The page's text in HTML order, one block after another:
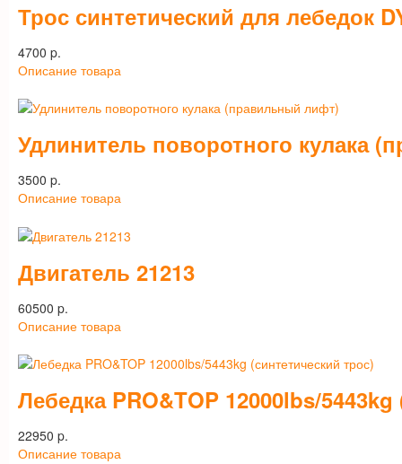
Трос синтетический для лебедок
4700 p.
Описание товара
Удлинитель поворотного кулака
3500 p.
Описание товара
Двигатель 21213
60500 p.
Описание товара
Лебедка PRO&TOP 12000lbs/
22950 p.
Описание товара